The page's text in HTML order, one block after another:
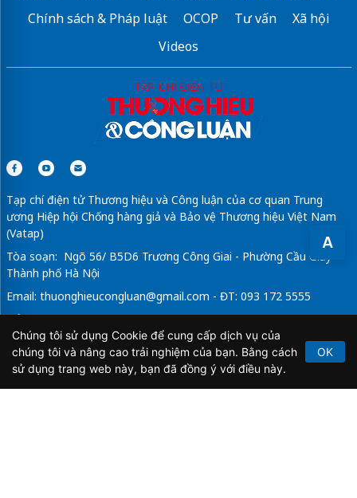
A
Chính sách & Pháp luật
OCOP Tư vấn
Xã hội
Videos
Tạp chí điện tử Thương hiệu và Công luận của cơ quan Trung
ương Hiệp hội Chống hàng giả và Bảo vệ Thương hiệu Việt Nam
(Vatap)
Tòa soạn: Ngõ 56/ B5D6 Trương Công Giai - Phường Cầu Giấy -
Thành phố Hà Nội
Email: thuonghieucongluan@gmail.com - ĐT: 093 172 5555
Tổng Biên Tập: Vũ Đức Thuận
Giấy phép hoạt động báo chí điện tử số 64/GP-BTTTT do Bộ
Thông tin và Truyền thông cấp ngày 21/2/2020.
Chúng tôi sử dụng Cookie để cung cấp dịch vụ của
chúng tôi và nâng cao trải nghiệm của bạn. Bằng cách
sử dụng trang web này, bạn đã đồng ý với điều này.
OK